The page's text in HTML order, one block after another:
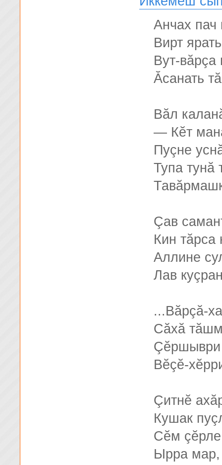
Анчах пач
Вирт
Вут-вăрçа
Ăсанать
Вăл
— Кĕт
Пуçне
Тупа тунă
Çав
Кин тăрса
Аллине
Лав
...Вăрçă-
Сăхă
Çĕршыври
Вĕçĕ-
Çитнĕ
Кушак
Сĕм
Ырра